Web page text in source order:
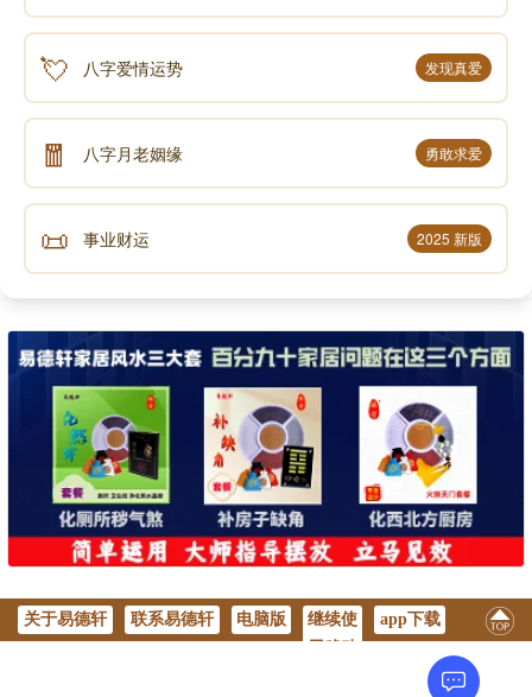
《易经》第四十四卦 姤 天风姤 乾上巽下
《易经》第四十五卦 萃 泽地萃 兑上坤下
《易经》第四十六卦 升 地风升 坤上巽下
《易经》第四十七卦 困 泽水困 兑上坎下
《易经》第四十八卦 井 水风井 坎上巽下
《易经》第四十九卦 革 泽火革 兑上离下
《易经》第五十卦 鼎 火风鼎 离上巽下
《易经》第五十一卦 震 震为雷 震上震下
《易经》第五十二卦 艮 艮为山 艮上艮下
《易经》第五十三卦 渐 风山渐 巽上艮下
《易经》第五十四卦 归妹 雷泽归妹 震上兑下
💘 八字爱情运势 发现真爱
🧧 八字月老姻缘 勇敢求爱
📜 事业财运 2025 新版
关于易德轩 联系易德轩 电脑版
继续使
app下载